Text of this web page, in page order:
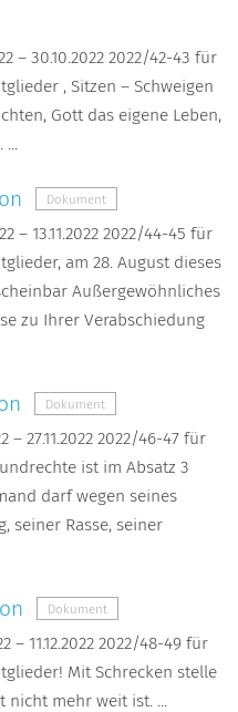
– 30.10.2022 2022/42-43 für
, Sitzen – Schweigen
Gott das eigene Leben,
Dokument
– 13.11.2022 2022/44-45 für
am 28. August dieses
Außergewöhnliches
zu Ihrer Verabschiedung
Dokument
– 27.11.2022 2022/46-47 für
ist im Absatz 3
darf wegen seines
seiner Rasse, seiner
Dokument
– 11.12.2022 2022/48-49 für
Mit Schrecken stelle
mehr weit ist. ...